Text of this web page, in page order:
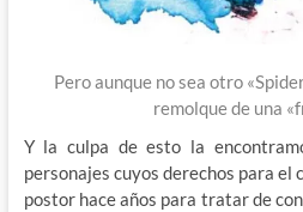
Pero aunque no sea otro
remolque de una
Y la culpa de esto la
personajes cuyos derechos para
postor hace años para tratar de